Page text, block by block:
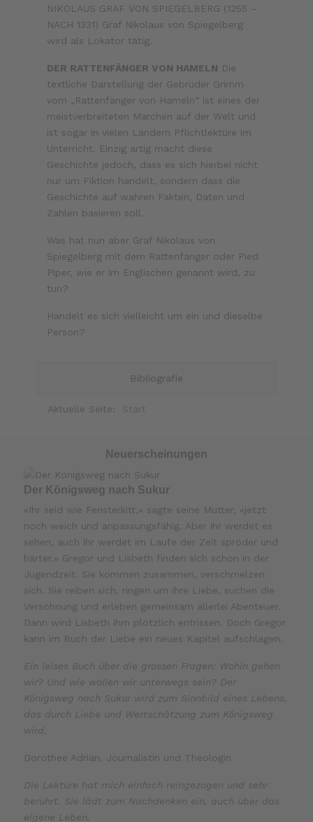
NIKOLAUS GRAF VON SPIEGELBERG (1255 –
NACH 1331) Graf Nikolaus von Spiegelberg
wird als Lokator tätig.
DER RATTENFÄNGER VON HAMELN Die
textliche Darstellung der Gebrüder Grimm
vom „Rattenfänger von Hameln“ ist eines der
meistverbreiteten Märchen auf der Welt und
ist sogar in vielen Ländern Pflichtlektüre im
Unterricht. Einzig artig macht diese
Geschichte jedoch, dass es sich hierbei nicht
nur um Fiktion handelt, sondern dass die
Geschichte auf wahren Fakten, Daten und
Zahlen basieren soll.
Was hat nun aber Graf Nikolaus von
Spiegelberg mit dem Rattenfänger oder Pied
Piper, wie er im Englischen genannt wird, zu
tun?
Handelt es sich vielleicht um ein und dieselbe
Person?
Bibliografie
Aktuelle Seite:
Neuerscheinungen
Der Königsweg nach Sukur
«Ihr seid wie Fensterkitt,» sagte seine Mutter, «jetzt
noch weich und anpassungsfähig. Aber ihr werdet es
sehen, auch ihr werdet im Laufe der Zeit spröder und
härter.» Gregor und Lisbeth finden sich schon in der
Jugendzeit. Sie kommen zusammen, verschmelzen
sich. Sie reiben sich, ringen um ihre Liebe, suchen die
Versöhnung und erleben gemeinsam allerlei Abenteuer.
Dann wird Lisbeth ihm plötzlich entrissen. Doch Gregor
kann im Buch der Liebe ein neues Kapitel aufschlagen.
Ein leises Buch über die grossen Fragen: Wohin gehen
wir? Und wie wollen wir unterwegs sein? Der
Königsweg nach Sukur wird zum Sinnbild eines Lebens,
das durch Liebe und Wertschätzung zum Königsweg
wird.
Dorothee Adrian, Journalistin und Theologin
Die Lektüre hat mich einfach reingezogen und sehr
berührt. Sie lädt zum Nachdenken ein, auch über das
eigene Leben.